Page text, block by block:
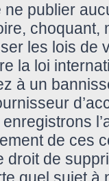
publier
choquant,
les lois de
la loi
à un
de ces
droit de